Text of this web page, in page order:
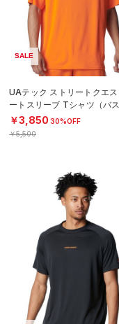
SALE
UAテック ストリートクエス
ートスリーブ Tシャツ（バス
ボール/MEN）
￥3,850 30%OFF
￥5,500